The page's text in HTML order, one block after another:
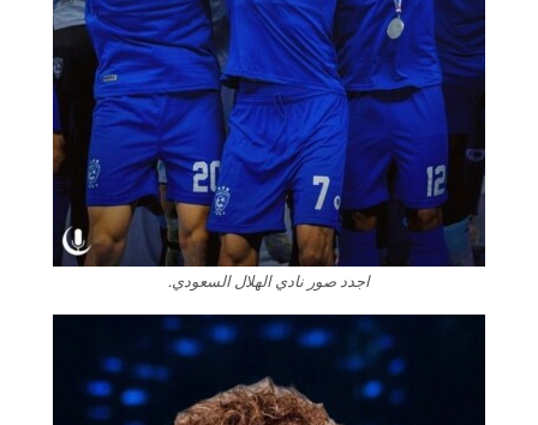
اجدد صور نادي الهلال السعودي.